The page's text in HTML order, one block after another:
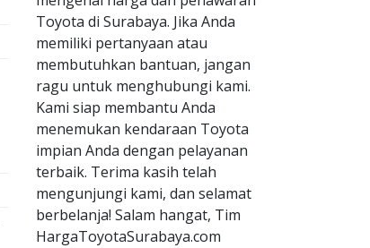
Toyota di Surabaya. Jika Anda
memiliki pertanyaan atau
membutuhkan bantuan, jangan
ragu untuk menghubungi kami.
Kami siap membantu Anda
menemukan kendaraan Toyota
impian Anda dengan pelayanan
terbaik. Terima kasih telah
mengunjungi kami, dan selamat
berbelanja! Salam hangat, Tim
HargaToyotaSurabaya.com